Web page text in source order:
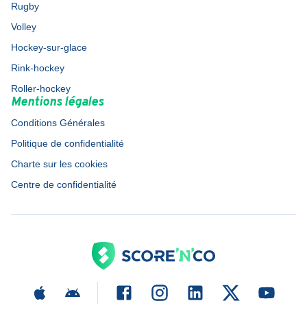
Rugby
Volley
Hockey-sur-glace
Rink-hockey
Roller-hockey
Mentions légales
Conditions Générales
Politique de confidentialité
Charte sur les cookies
Centre de confidentialité